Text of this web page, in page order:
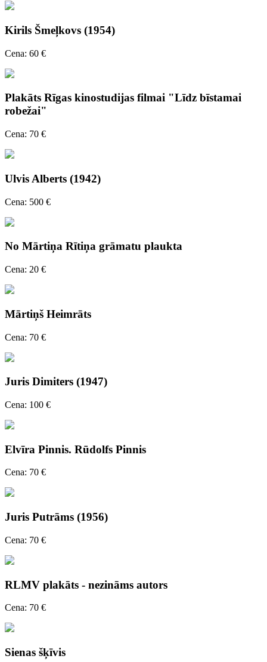
Kirils Šmeļkovs (1954)
Cena: 60 €
Plakāts Rīgas kinostudijas filmai "Līdz bīstamai
robežai"
Cena: 70 €
Ulvis Alberts (1942)
Cena: 500 €
No Mārtiņa Rītiņa grāmatu plaukta
Cena: 20 €
Mārtiņš Heimrāts
Cena: 70 €
Juris Dimiters (1947)
Cena: 100 €
Elvīra Pinnis. Rūdolfs Pinnis
Cena: 70 €
Juris Putrāms (1956)
Cena: 70 €
RLMV plakāts - nezināms autors
Cena: 70 €
Sienas šķīvis